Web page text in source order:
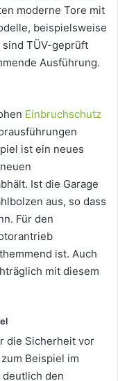
moderne Tore mit
beispielsweise
TÜV-geprüft
Ausführung.
Einbruchschutz
ist ein neues
Ist die Garage
aus, so dass
Für den
ist. Auch
mit diesem
die Sicherheit vor
Beispiel im
deutlich den